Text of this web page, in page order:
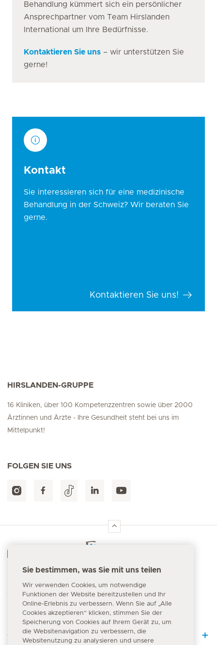
Behandlung kümmert sich ein persönlicher
Ansprechpartner vom Team Hirslanden
International um Ihre Bedürfnisse.
Kontaktieren Sie uns – wir unterstützen Sie
gerne!
Kontakt
Sie interessieren sich für eine medizinische
Behandlung in der Schweiz? Wir beraten Sie
gerne.
Kontaktieren Sie uns!
HIRSLANDEN-GRUPPE
16 Kliniken, über 100 Kompetenzzentren sowie über 2000
Ärztinnen und Ärzte - Ihre Gesundheit steht bei uns im
Mittelpunkt!
FOLGEN SIE UNS
144
Quick Links
Sie bestimmen, was Sie mit uns teilen
Wir verwenden Cookies, um notwendige
Funktionen der Website bereitzustellen und Ihr
Online-Erlebnis zu verbessern. Wenn Sie auf „Alle
Cookies akzeptieren“ klicken, stimmen Sie der
Speicherung von Cookies auf Ihrem Gerät zu, um
die Websitenavigation zu verbessern, die
Websitenutzung zu analysieren und unsere